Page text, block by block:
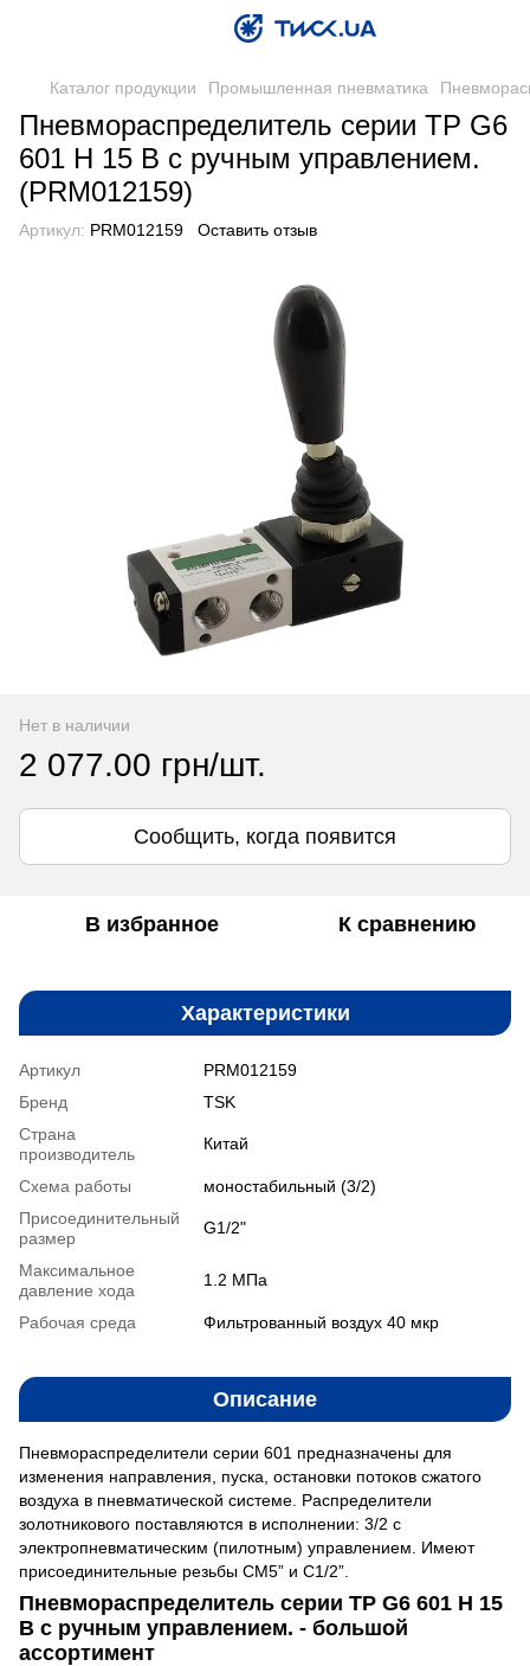
Каталог продукции Промышленная пневматика
Пневмораспределитель серии TP G6
601 H 15 B с ручным управлением.
(PRM012159)
Артикул: PRM012159 Оставить отзыв
Нет в наличии
2 077.00 грн/шт.
Сообщить, когда появится
В избранное К сравнению
Характеристики
Артикул
PRM012159
Бренд
TSK
Страна
производитель
Китай
Схема работы
моностабильный (3/2)
Присоединительный
размер
G1/2"
Максимальное
давление хода
1.2 MПа
Рабочая среда Фильтрованный воздух 40 мкр
Описание
Пневмораспределители серии 601 предназначены для
изменения направления, пуска, остановки потоков сжатого
воздуха в пневматической системе. Распределители
золотникового поставляются в исполнении: 3/2 с
электропневматическим (пилотным) управлением. Имеют
присоединительные резьбы СМ5” и С1/2”.
Пневмораспределитель серии TP G6 601 H 15
B с ручным управлением. - большой
ассортимент